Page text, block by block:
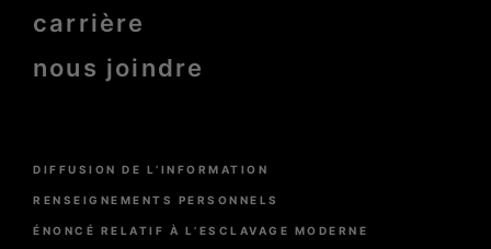
carrière
nous joindre
Menu
de
page
DIFFUSION DE L’INFORMATION
RENSEIGNEMENTS PERSONNELS
ÉNONCÉ RELATIF À L’ESCLAVAGE MODERNE